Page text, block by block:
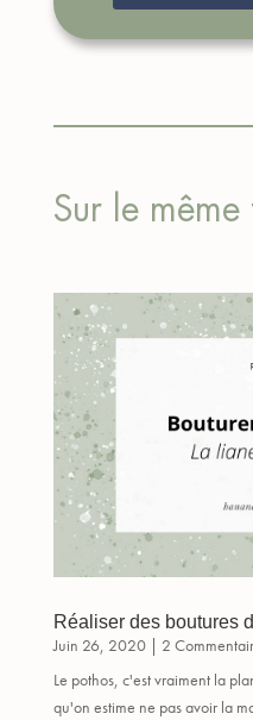
Sur le
Réaliser des boutures
Juin 26, 2020| 2
Le pothos, c'est vraiment la
qu'on estime ne pas avoir la